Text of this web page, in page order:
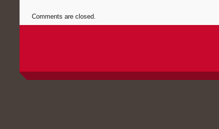
Comments are closed.